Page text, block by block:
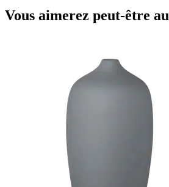
Vous aimerez peut-être